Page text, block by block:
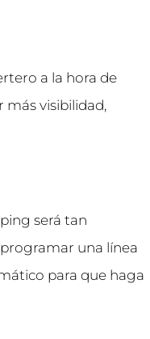
a la hora de
visibilidad,
será tan
una línea
para que haga